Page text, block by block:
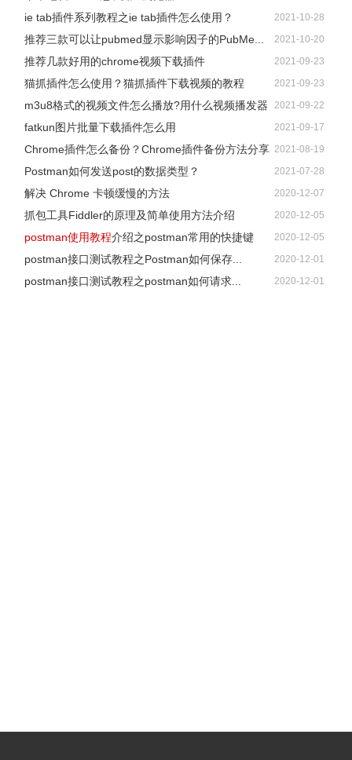
ie tab插件系列教程之ie tab插件怎么使用？ 2021-10-28
推荐三款可以让pubmed显示影响因子的PubMe... 2021-10-20
推荐几款好用的chrome视频下载插件 2021-09-23
猫抓插件怎么使用？猫抓插件下载视频的教程 2021-09-23
m3u8格式的视频文件怎么播放?用什么视频播发器 2021-09-22
fatkun图片批量下载插件怎么用 2021-09-17
Chrome插件怎么备份？Chrome插件备份方法分享 2021-08-19
Postman如何发送post的数据类型？ 2021-07-28
解决 Chrome 卡顿缓慢的方法 2020-12-07
抓包工具Fiddler的原理及简单使用方法介绍 2020-12-05
postman使用教程介绍之postman常用的快捷键 2020-12-05
postman接口测试教程之Postman如何保存... 2020-12-01
postman接口测试教程之postman如何请求... 2020-12-01